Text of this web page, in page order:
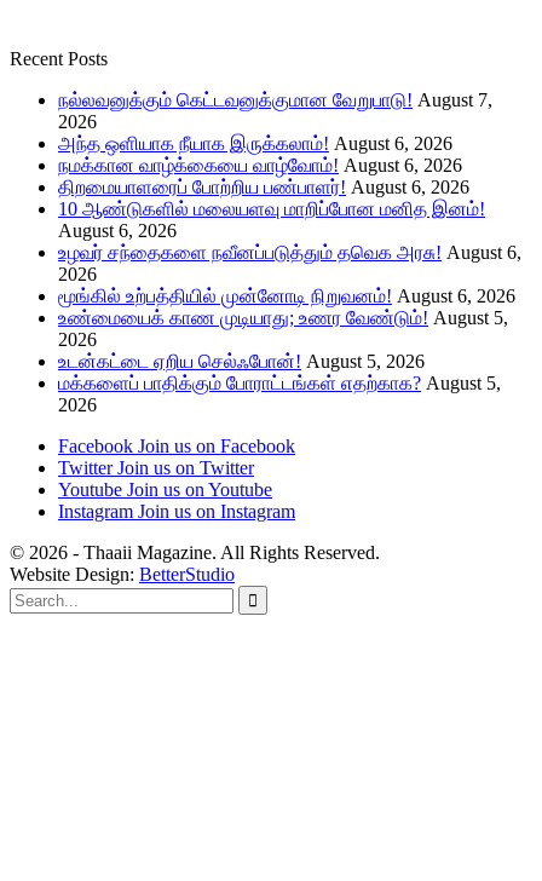
Recent Posts
நல்லவனுக்கும் கெட்டவனுக்குமான வேறுபாடு! August 7,
2026
அந்த ஒளியாக நீயாக இருக்கலாம்! August 6, 2026
நமக்கான வாழ்க்கையை வாழ்வோம்! August 6, 2026
திறமையாளரைப் போற்றிய பண்பாளர்! August 6, 2026
10 ஆண்டுகளில் மலையளவு மாறிப்போன மனித இனம்!
August 6, 2026
உழவர் சந்தைகளை நவீனப்படுத்தும் தவெக அரசு! August 6,
2026
மூங்கில் உற்பத்தியில் முன்னோடி நிறுவனம்! August 6, 2026
உண்மையைக் காண முடியாது; உணர வேண்டும்! August 5,
2026
உடன்கட்டை ஏறிய செல்ஃபோன்! August 5, 2026
மக்களைப் பாதிக்கும் போராட்டங்கள் எதற்காக? August 5,
2026
Facebook Join us on Facebook
Twitter Join us on Twitter
Youtube Join us on Youtube
Instagram Join us on Instagram
© 2026 - Thaaii Magazine. All Rights Reserved.
Website Design: BetterStudio